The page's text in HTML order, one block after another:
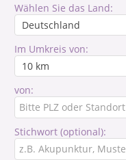
Wählen Sie das Land:
Im Umkreis von:
von:
Stichwort (optional):